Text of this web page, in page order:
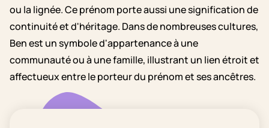
ou la lignée. Ce prénom porte aussi une signification de
continuité et d'héritage. Dans de nombreuses cultures,
Ben est un symbole d'appartenance à une
communauté ou à une famille, illustrant un lien étroit et
affectueux entre le porteur du prénom et ses ancêtres.